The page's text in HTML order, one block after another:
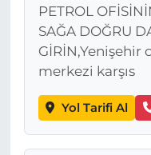
PETROL
SAĞA DOĞRU
GİRİN,Yenişehir
merkezi karşıs
Yol Tarifi Al